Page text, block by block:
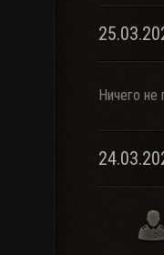
Ничего не